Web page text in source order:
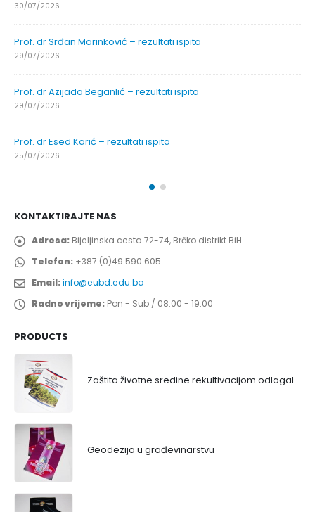
30/07/2026
Prof. dr Srđan Marinković – rezultati ispita
29/07/2026
Prof. dr Azijada Beganlić – rezultati ispita
29/07/2026
Prof. dr Esed Karić – rezultati ispita
25/07/2026
KONTAKTIRAJTE NAS
Adresa: Bijeljinska cesta 72-74, Brčko distrikt BiH
Telefon: +387 (0)49 590 605
Email:info@eubd.edu.ba
Radno vrijeme: Pon - Sub / 08:00 - 19:00
PRODUCTS
Zaštita životne sredine rekultivacijom odlagališta
Geodezija u građevinarstvu